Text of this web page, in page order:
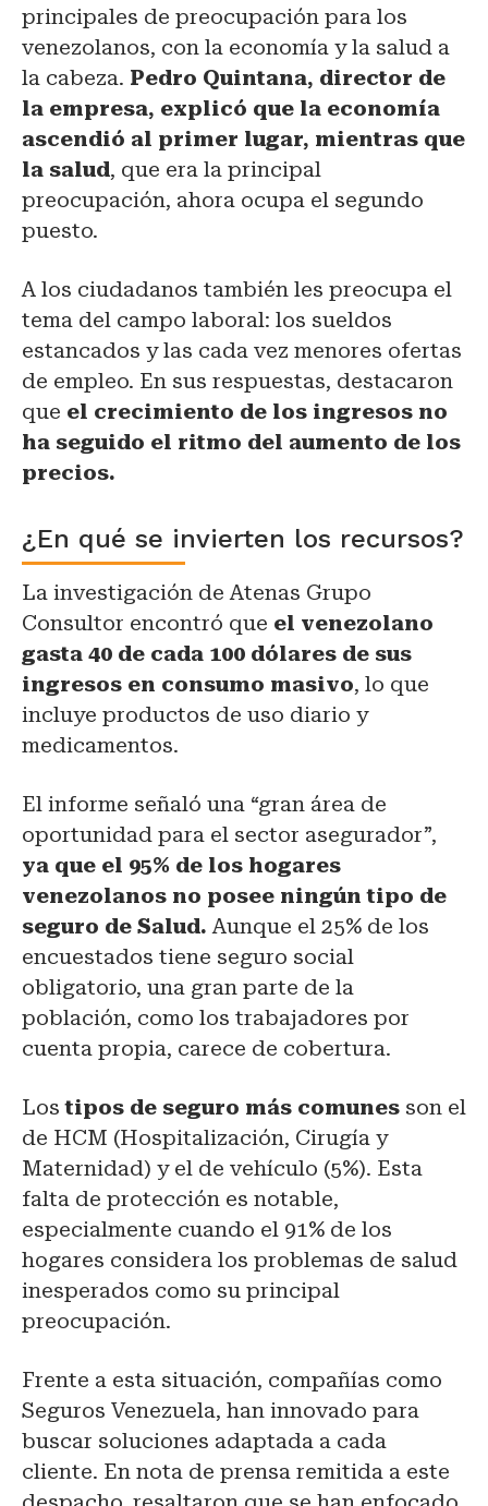
principales de preocupación para los
venezolanos, con la economía y la salud a
la cabeza. Pedro Quintana, director de
la empresa, explicó que la economía
ascendió al primer lugar, mientras que
la salud, que era la principal
preocupación, ahora ocupa el segundo
puesto.
A los ciudadanos también les preocupa el
tema del campo laboral: los sueldos
estancados y las cada vez menores ofertas
de empleo. En sus respuestas, destacaron
que el crecimiento de los ingresos no
ha seguido el ritmo del aumento de los
precios.
¿En qué se invierten los recursos?
La investigación de Atenas Grupo
Consultor encontró que el venezolano
gasta 40 de cada 100 dólares de sus
ingresos en consumo masivo, lo que
incluye productos de uso diario y
medicamentos.
El informe señaló una “gran área de
oportunidad para el sector asegurador”,
ya que el 95% de los hogares
venezolanos no posee ningún tipo de
seguro de Salud.Aunque el 25% de los
encuestados tiene seguro social
obligatorio, una gran parte de la
población, como los trabajadores por
cuenta propia, carece de cobertura.
Lostipos de seguro más comunes son el
de HCM (Hospitalización, Cirugía y
Maternidad) y el de vehículo (5%). Esta
falta de protección es notable,
especialmente cuando el 91% de los
hogares considera los problemas de salud
inesperados como su principal
preocupación.
Frente a esta situación, compañías como
Seguros Venezuela, han innovado para
buscar soluciones adaptada a cada
cliente. En nota de prensa remitida a este